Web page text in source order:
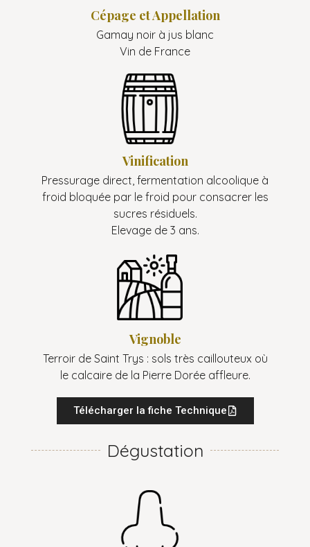
Cépage et Appellation
Gamay noir à jus blanc
Vin de France
Vinification
Pressurage direct, fermentation alcoolique à
froid bloquée par le froid pour consacrer les
sucres résiduels.
Elevage de 3 ans.
Vignoble
Terroir de Saint Trys : sols très caillouteux où
le calcaire de la Pierre Dorée affleure.
Télécharger la fiche Technique
Dégustation